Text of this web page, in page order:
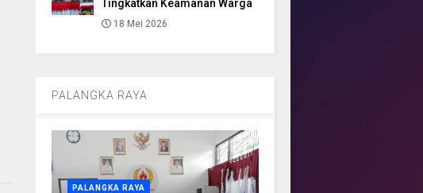
Tingkatkan Keamanan Warga
18 Mei 2026
PALANGKA RAYA
PALANGKA RAYA